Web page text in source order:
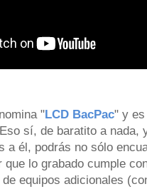
"LCD BacPac" y es
sí, de baratito a nada,
a él, podrás no sólo
que lo grabado cumple
equipos adicionales